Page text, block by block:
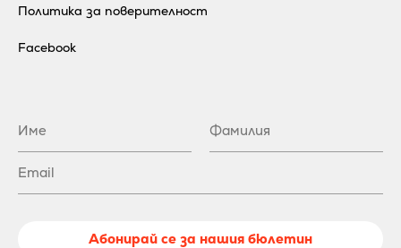
Политика за поверителност
Facebook
Абонирай се за нашия бюлетин